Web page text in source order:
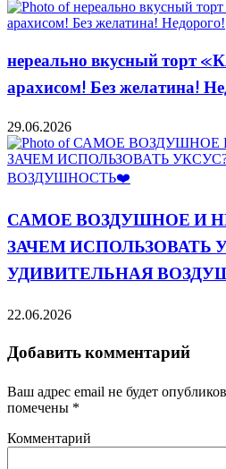
нереально вкусный
арахисом! Без желатина!
29.06.2026
САМОЕ ВОЗДУШНОЕ И
ЗАЧЕМ ИСПОЛЬЗОВАТЬ
УДИВИТЕЛЬНАЯ
22.06.2026
Добавить комментарий
Ваш адрес email не будет
помечены *
Комментарий